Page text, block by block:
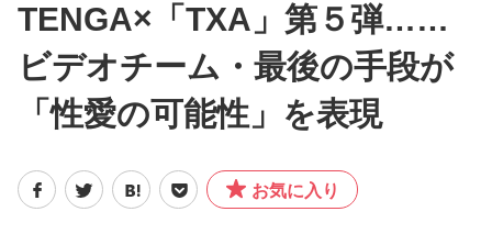
特集記事
DRESS部活
ファッション
TENGA×「TXA」第５弾……
ビデオチーム・最後の手段が
「性愛の可能性」を表現
お気に入り